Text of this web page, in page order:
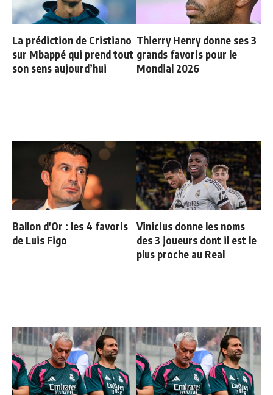
La prédiction de Cristiano
sur Mbappé qui prend tout
son sens aujourd’hui
Thierry Henry donne ses 3
grands favoris pour le
Mondial 2026
Ballon d'Or : les 4 favoris
de Luis Figo
Vinicius donne les noms
des 3 joueurs dont il est le
plus proche au Real